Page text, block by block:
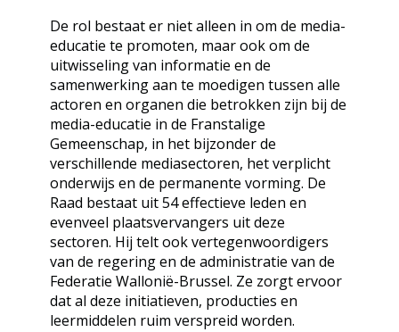
De rol bestaat er niet alleen in om de media-
educatie te promoten, maar ook om de
uitwisseling van informatie en de
samenwerking aan te moedigen tussen alle
actoren en organen die betrokken zijn bij de
media-educatie in de Franstalige
Gemeenschap, in het bijzonder de
verschillende mediasectoren, het verplicht
onderwijs en de permanente vorming. De
Raad bestaat uit 54 effectieve leden en
evenveel plaatsvervangers uit deze
sectoren. Hij telt ook vertegenwoordigers
van de regering en de administratie van de
Federatie Wallonië-Brussel. Ze zorgt ervoor
dat al deze initiatieven, producties en
leermiddelen ruim verspreid worden.